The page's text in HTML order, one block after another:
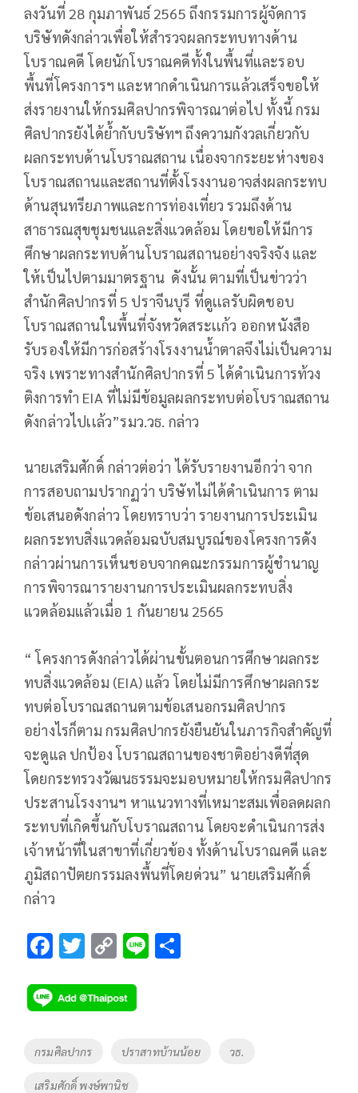
ลงวันที่ 28 กุมภาพันธ์ 2565 ถึงกรรมการผู้จัดการ
บริษัทดังกล่าวเพื่อให้สำรวจผลกระทบทางด้าน
โบราณคดี โดยนักโบราณคดีทั้งในพื้นที่และรอบ
พื้นที่โครงการฯ และหากดำเนินการแล้วเสร็จขอให้
ส่งรายงานให้กรมศิลปากรพิจารณาต่อไป ทั้งนี้ กรม
ศิลปากรยังได้ย้ำกับบริษัทฯ ถึงความกังวลเกี่ยวกับ
ผลกระทบด้านโบราณสถาน เนื่องจากระยะห่างของ
โบราณสถานและสถานที่ตั้งโรงงานอาจส่งผลกระทบ
ด้านสุนทรียภาพและการท่องเที่ยว รวมถึงด้าน
สาธารณสุขชุมชนและสิ่งแวดล้อม โดยขอให้มีการ
ศึกษาผลกระทบด้านโบราณสถานอย่างจริงจัง และ
ให้เป็นไปตามมาตรฐาน ดังนั้น ตามที่เป็นข่าวว่า
สำนักศิลปากรที่ 5 ปราจีนบุรี ที่ดูเเลรับผิดชอบ
โบราณสถานในพื้นที่จังหวัดสระเเก้ว ออกหนังสือ
รับรองให้มีการก่อสร้างโรงงานน้ำตาลจึงไม่เป็นความ
จริง เพราะทางสำนักศิลปากรที่ 5 ได้ดำเนินการท้วง
ติงการทำ EIA ที่ไม่มีข้อมูลผลกระทบต่อโบราณสถาน
ดังกล่าวไปเเล้ว”รมว.วธ. กล่าว
นายเสริมศักดิ์ กล่าวต่อว่า ได้รับรายงานอีกว่า จาก
การสอบถามปรากฏว่า บริษัทไม่ได้ดำเนินการ ตาม
ข้อเสนอดังกล่าว โดยทราบว่า รายงานการประเมิน
ผลกระทบสิ่งแวดล้อมฉบับสมบูรณ์ของโครงการดัง
กล่าวผ่านการเห็นชอบจากคณะกรรมการผู้ชำนาญ
การพิจารณารายงานการประเมินผลกระทบสิ่ง
แวดล้อมแล้วเมื่อ 1 กันยายน 2565
“ โครงการดังกล่าวได้ผ่านขั้นตอนการศึกษาผลกระ
ทบสิ่งแวดล้อม (EIA) แล้ว โดยไม่มีการศึกษาผลกระ
ทบต่อโบราณสถานตามข้อเสนอกรมศิลปากร
อย่างไรก็ตาม กรมศิลปากรยังยืนยันในภารกิจสำคัญที่
จะดูแล ปกป้อง โบราณสถานของชาติอย่างดีที่สุด
โดยกระทรวงวัฒนธรรมจะมอบหมายให้กรมศิลปากร
ประสานโรงงานฯ หาแนวทางที่เหมาะสมเพื่อลดผลก
ระทบที่เกิดขึ้นกับโบราณสถาน โดยจะดำเนินการส่ง
เจ้าหน้าที่ในสาขาที่เกี่ยวข้อง ทั้งด้านโบราณคดี และ
ภูมิสถาปัตยกรรมลงพื้นที่โดยด่วน” นายเสริมศักดิ์
กล่าว
F
e
b
o
o
T
tt
er
C
p
y
Li
n
Li
Tags
กรมศิลปากร ปราสาทบ้านน้อย วธ.
เสริมศักดิ์ พงษ์พานิช